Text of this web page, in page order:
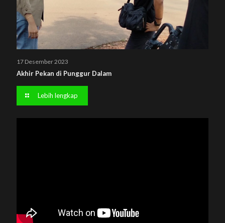
17 Desember 2023
Akhir Pekan di Punggur Dalam
Lebih lengkap